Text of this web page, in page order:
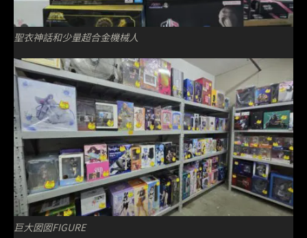
聖衣神話和少量超合金機械人
巨大囡囡FIGURE